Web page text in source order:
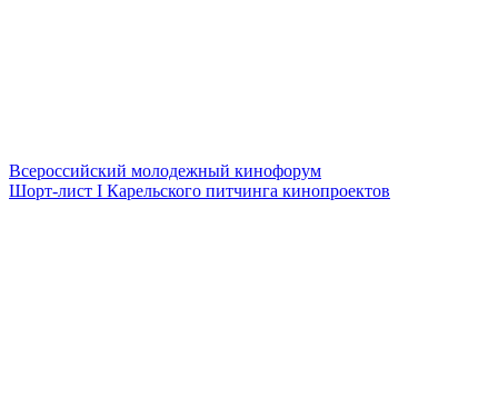
Всероссийский молодежный кинофорум
Шорт-лист I Карельского питчинга кинопроектов